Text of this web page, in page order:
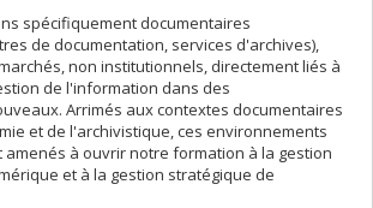
spécifiquement documentaires
de documentation, services d'archives),
non institutionnels, directement liés à
de l'information dans des
Arrimés aux contextes documentaires
et de l'archivistique, ces environnements
à ouvrir notre formation à la gestion
et à la gestion stratégique de